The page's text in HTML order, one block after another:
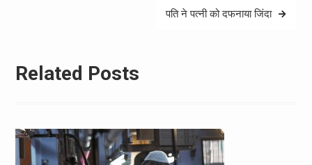
पति ने पत्नी को दफनाया जिंदा
Related Posts